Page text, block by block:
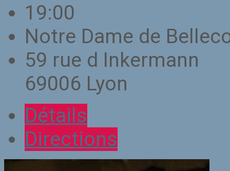
19:00
Notre Dame de
59 rue d Inkermann
69006 Lyon
Détails
Directions